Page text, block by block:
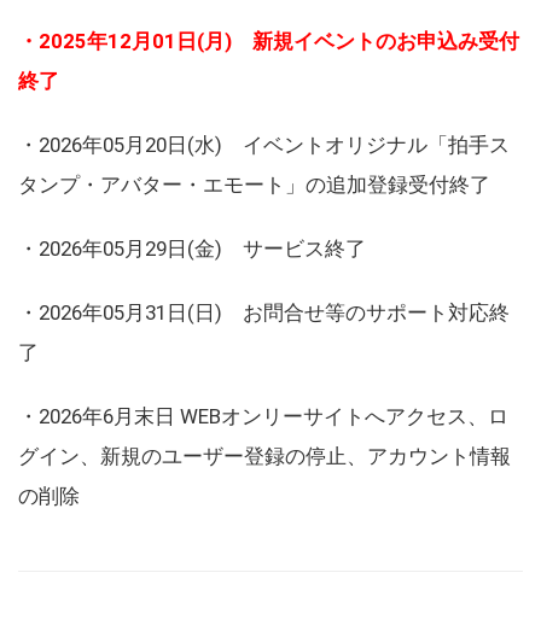
・2025年12月01日(月) 新規イベントのお申込み受付
終了
・2026年05月20日(水) イベントオリジナル「拍手ス
タンプ・アバター・エモート」の追加登録受付終了
・2026年05月29日(金) サービス終了
・2026年05月31日(日) お問合せ等のサポート対応終
了
・2026年6月末日 WEBオンリーサイトへアクセス、ロ
グイン、新規のユーザー登録の停止、アカウント情報
の削除